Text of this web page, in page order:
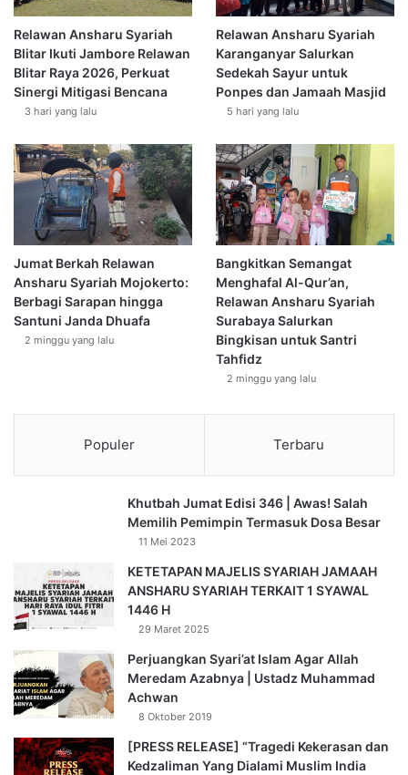
i
P
e
l
o
k
W
o
n
o
g
i
r
i
Relawan Ansharu Syariah
Blitar Ikuti Jambore Relawan
Blitar Raya 2026, Perkuat
Sinergi Mitigasi Bencana
3 hari yang lalu
Relawan Ansharu Syariah
Karanganyar Salurkan
Sedekah Sayur untuk
Ponpes dan Jamaah Masjid
5 hari yang lalu
Jumat Berkah Relawan
Ansharu Syariah Mojokerto:
Berbagi Sarapan hingga
Santuni Janda Dhuafa
2 minggu yang lalu
Bangkitkan Semangat
Menghafal Al-Qur’an,
Relawan Ansharu Syariah
Surabaya Salurkan
Bingkisan untuk Santri
Tahfidz
2 minggu yang lalu
Populer Terbaru
Khutbah Jumat Edisi 346 | Awas! Salah
Memilih Pemimpin Termasuk Dosa Besar
11 Mei 2023
KETETAPAN MAJELIS SYARIAH JAMAAH
ANSHARU SYARIAH TERKAIT 1 SYAWAL
1446 H
29 Maret 2025
Perjuangkan Syari’at Islam Agar Allah
Meredam Azabnya | Ustadz Muhammad
Achwan
8 Oktober 2019
[PRESS RELEASE] “Tragedi Kekerasan dan
Kedzaliman Yang Dialami Muslim India